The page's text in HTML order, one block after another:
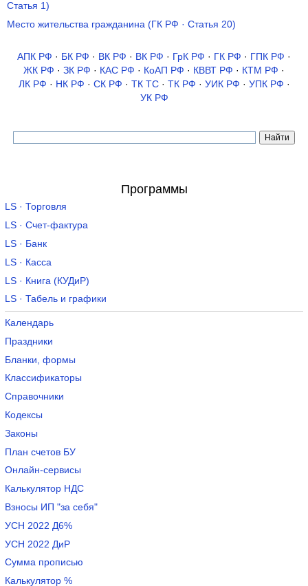
Статья 1)
Место жительства гражданина (ГК РФ · Статья 20)
АПК РФ · БК РФ · ВК РФ · ВК РФ · ГрК РФ · ГК РФ · ГПК РФ ·
ЖК РФ · ЗК РФ · КАС РФ · КоАП РФ · КВВТ РФ · КТМ РФ ·
ЛК РФ · НК РФ · СК РФ · ТК TC· ТК РФ · УИК РФ · УПК РФ ·
УК РФ
Программы
LS · Торговля
LS · Счет-фактура
LS · Банк
LS · Касса
LS · Книга (КУДиР)
LS · Табель и графики
Календарь
Праздники
Бланки, формы
Классификаторы
Справочники
Кодексы
Законы
План счетов БУ
Онлайн-сервисы
Калькулятор НДС
Взносы ИП "за себя"
УСН 2022 Д6%
УСН 2022 ДиР
Сумма прописью
Калькулятор %